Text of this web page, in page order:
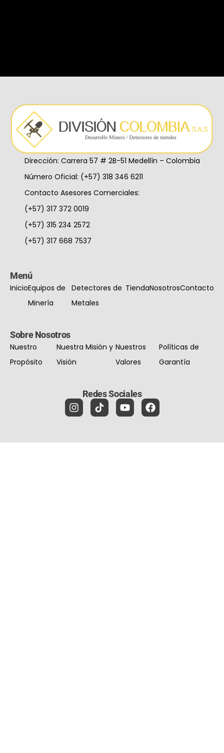
Dirección: Carrera 57 # 2B-51 Medellín – Colombia
Número Oficial: (+57) 318 346 6211
Contacto Asesores Comerciales:
(+57) 317 372 0019
(+57) 315 234 2572
(+57) 317 668 7537
Menú
InicioEquipos de
Minería
Detectores de
Metales
TiendaNosotrosContacto
Sobre Nosotros
Nuestro
Propósito
Nuestra Misión y
Visión
Nuestros
Valores
Políticas de
Garantía
Redes Sociales